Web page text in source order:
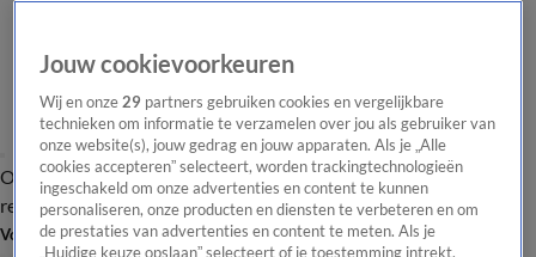
Overzicht Laatste nieuws Regionieuws Het beste van Hart
Tip de
redactie
Volg Hart van Nederland
Jouw cookievoorkeuren
Wij en onze29 partners gebruiken cookies en vergelijkbare
technieken om informatie te verzamelen over jou als gebruiker van
onze website(s), jouw gedrag en jouw apparaten. Als je „Alle
cookies accepteren” selecteert, worden trackingtechnologieën
ingeschakeld om onze advertenties en content te kunnen
personaliseren, onze producten en diensten te verbeteren en om
de prestaties van advertenties en content te meten. Als je
„Huidige keuze opslaan” selecteert of je toestemming intrekt,